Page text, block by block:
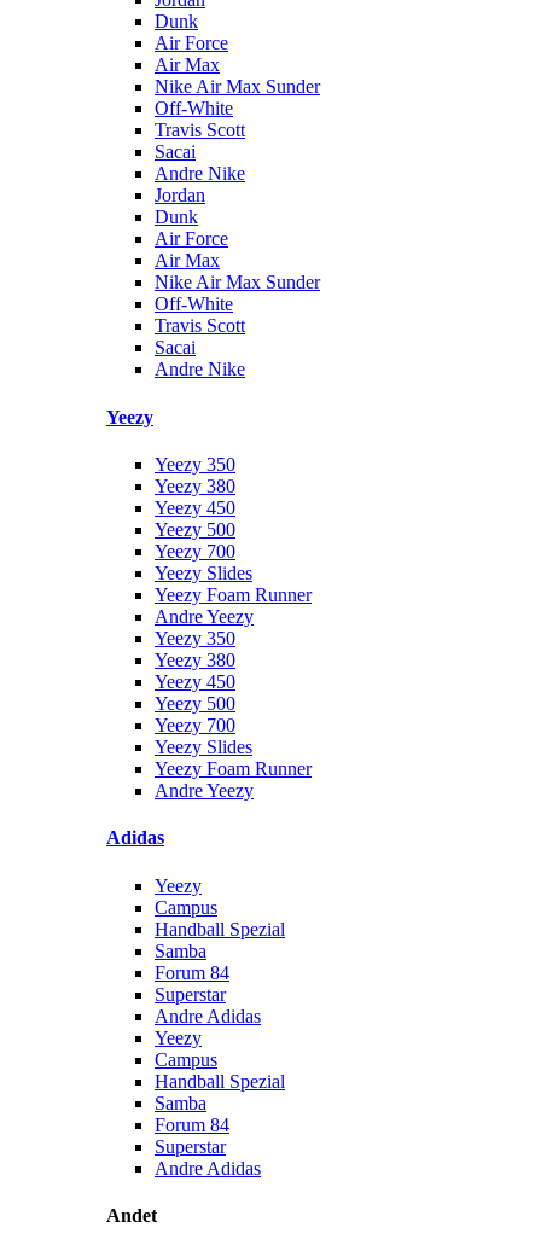
Dunk
Air Force
Air Max
Nike Air Max Sunder
Off-White
Travis Scott
Sacai
Andre Nike
Jordan
Dunk
Air Force
Air Max
Nike Air Max Sunder
Off-White
Travis Scott
Sacai
Andre Nike
Yeezy
Yeezy 350
Yeezy 380
Yeezy 450
Yeezy 500
Yeezy 700
Yeezy Slides
Yeezy Foam Runner
Andre Yeezy
Yeezy 350
Yeezy 380
Yeezy 450
Yeezy 500
Yeezy 700
Yeezy Slides
Yeezy Foam Runner
Andre Yeezy
Adidas
Yeezy
Campus
Handball Spezial
Samba
Forum 84
Superstar
Andre Adidas
Yeezy
Campus
Handball Spezial
Samba
Forum 84
Superstar
Andre Adidas
Andet